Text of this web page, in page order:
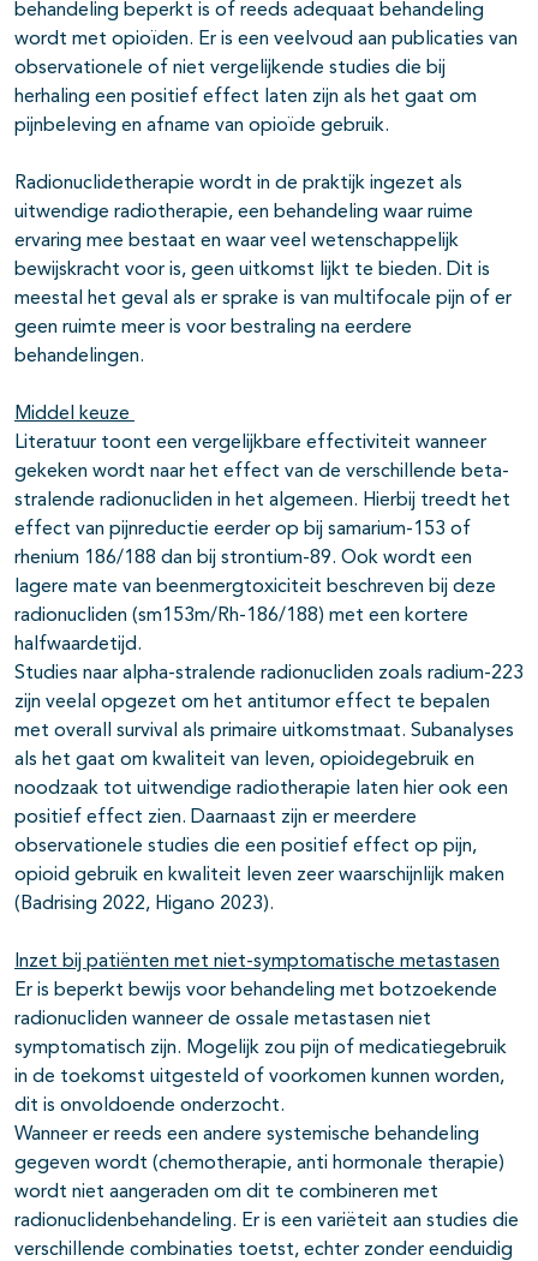
behandeling beperkt is of reeds adequaat behandeling
wordt met opioïden. Er is een veelvoud aan publicaties van
observationele of niet vergelijkende studies die bij
herhaling een positief effect laten zijn als het gaat om
pijnbeleving en afname van opioïde gebruik.
Radionuclidetherapie wordt in de praktijk ingezet als
uitwendige radiotherapie, een behandeling waar ruime
ervaring mee bestaat en waar veel wetenschappelijk
bewijskracht voor is, geen uitkomst lijkt te bieden. Dit is
meestal het geval als er sprake is van multifocale pijn of er
geen ruimte meer is voor bestraling na eerdere
behandelingen.
Middel keuze
Literatuur toont een vergelijkbare effectiviteit wanneer
gekeken wordt naar het effect van de verschillende beta-
stralende radionucliden in het algemeen. Hierbij treedt het
effect van pijnreductie eerder op bij samarium-153 of
rhenium 186/188 dan bij strontium-89. Ook wordt een
lagere mate van beenmergtoxiciteit beschreven bij deze
radionucliden (sm153m/Rh-186/188) met een kortere
halfwaardetijd.
Studies naar alpha-stralende radionucliden zoals radium-223
zijn veelal opgezet om het antitumor effect te bepalen
met overall survival als primaire uitkomstmaat. Subanalyses
als het gaat om kwaliteit van leven, opioidegebruik en
noodzaak tot uitwendige radiotherapie laten hier ook een
positief effect zien. Daarnaast zijn er meerdere
observationele studies die een positief effect op pijn,
opioid gebruik en kwaliteit leven zeer waarschijnlijk maken
(Badrising 2022, Higano 2023).
Inzet bij patiënten met niet-symptomatische metastasen
Er is beperkt bewijs voor behandeling met botzoekende
radionucliden wanneer de ossale metastasen niet
symptomatisch zijn. Mogelijk zou pijn of medicatiegebruik
in de toekomst uitgesteld of voorkomen kunnen worden,
dit is onvoldoende onderzocht.
Wanneer er reeds een andere systemische behandeling
gegeven wordt (chemotherapie, anti hormonale therapie)
wordt niet aangeraden om dit te combineren met
radionuclidenbehandeling. Er is een variëteit aan studies die
verschillende combinaties toetst, echter zonder eenduidig